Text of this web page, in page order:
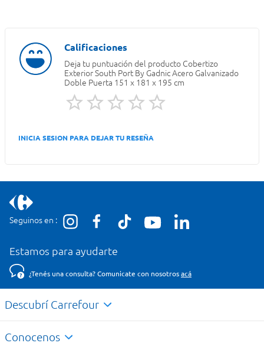
Deja tu puntuación del producto Cobertizo
Exterior South Port By Gadnic Acero Galvanizado
Doble Puerta 151 x 181 x 195 cm
INICIA SESION PARA DEJAR TU RESEÑA
Seguinos en :
Estamos para ayudarte
¿Tenés una consulta? Comunicate con nosotros acá
Descubrí Carrefour
Conocenos